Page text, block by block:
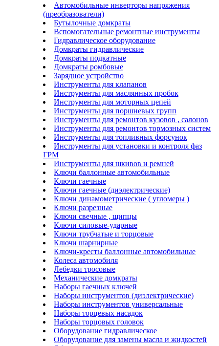
Автомобильные инверторы напряжения
(преобразователи)
Бутылочные домкраты
Вспомогательные ремонтные инструменты
Гидравлическое оборудование
Домкраты гидравлические
Домкраты подкатные
Домкраты ромбовые
Зарядное устройство
Инструменты для клапанов
Инструменты для маслянных пробок
Инструменты для моторных цепей
Инструменты для поршневых групп
Инструменты для ремонтов кузовов , салонов
Инструменты для ремонтов тормозных систем
Инструменты для топливных форсунок
Инструменты для установки и контроля фаз
ГРМ
Инструменты для шкивов и ремней
Ключи баллонные автомобильные
Ключи гаечные
Ключи гаечные (диэлектрические)
Ключи динамометрические ( угломеры )
Ключи разрезные
Ключи свечные , щипцы
Ключи силовые-ударные
Ключи трубчатые и торцовые
Ключи шарнирные
Ключи-кресты баллонные автомобильные
Колеса автомобиля
Лебедки тросовые
Механические домкраты
Наборы гаечных ключей
Наборы инструментов (диэлектрические)
Наборы инструментов универсальные
Наборы торцевых насадок
Наборы торцовых головок
Оборудование гидравлическое
Оборудование для замены масла и жидкостей